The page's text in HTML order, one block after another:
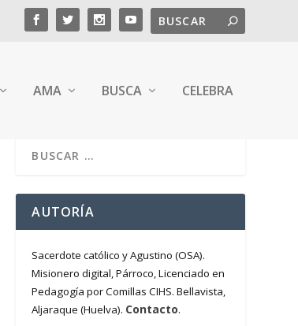
AMA BUSCA CELEBRA
AUTORÍA
Sacerdote católico y Agustino (OSA).
Misionero digital, Párroco, Licenciado en
Pedagogía por Comillas CIHS. Bellavista,
Aljaraque (Huelva). Contacto.